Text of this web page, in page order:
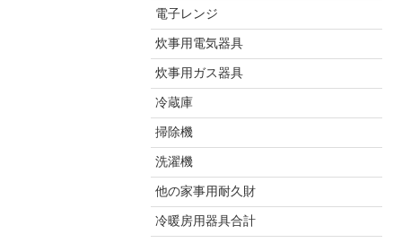
電子レンジ
炊事用電気器具
炊事用ガス器具
冷蔵庫
掃除機
洗濯機
他の家事用耐久財
冷暖房用器具合計